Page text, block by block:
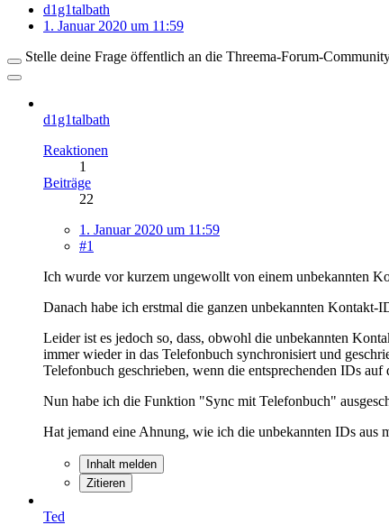
d1g1talbath
1. Januar 2020 um 11:59
Stelle deine Frage öffentlich an die Threema-Forum-
d1g1talbath
Reaktionen
1
Beiträge
22
1. Januar 2020 um 11:59
#1
Ich wurde vor kurzem ungewollt von einem unbekannten
Danach habe ich erstmal die ganzen unbekannten Kontakt-
Leider ist es jedoch so, dass, obwohl die unbekannten
immer wieder in das Telefonbuch synchronisiert und
Telefonbuch geschrieben, wenn die entsprechenden IDs
Nun habe ich die Funktion "Sync mit Telefonbuch"
Hat jemand eine Ahnung, wie ich die unbekannten IDs aus
Inhalt melden
Zitieren
Ted